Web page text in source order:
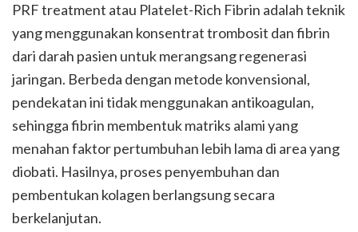
PRF treatment atau Platelet-Rich Fibrin adalah teknik
yang menggunakan konsentrat trombosit dan fibrin
dari darah pasien untuk merangsang regenerasi
jaringan. Berbeda dengan metode konvensional,
pendekatan ini tidak menggunakan antikoagulan,
sehingga fibrin membentuk matriks alami yang
menahan faktor pertumbuhan lebih lama di area yang
diobati. Hasilnya, proses penyembuhan dan
pembentukan kolagen berlangsung secara
berkelanjutan.